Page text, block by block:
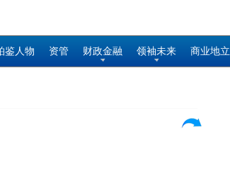
鉴人物 资管 财政金融 领袖未来 商业地立